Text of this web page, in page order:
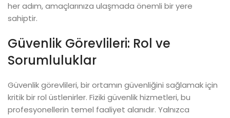
her adım, amaçlarınıza ulaşmada önemli bir yere
sahiptir.
Güvenlik Görevlileri: Rol ve
Sorumluluklar
Güvenlik görevlileri, bir ortamın güvenliğini sağlamak için
kritik bir rol üstlenirler. Fiziki güvenlik hizmetleri, bu
profesyonellerin temel faaliyet alanıdır. Yalnızca